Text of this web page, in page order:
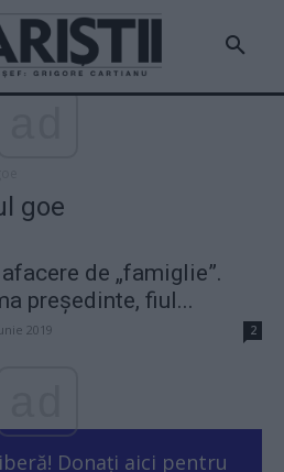
goe
de „famiglie”.
președinte, fiul...
2019 2
Donați aici pentru